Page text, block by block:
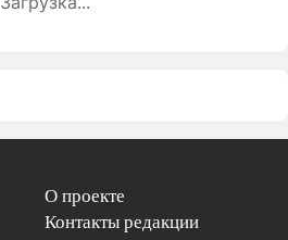
О проекте
Контакты редакции